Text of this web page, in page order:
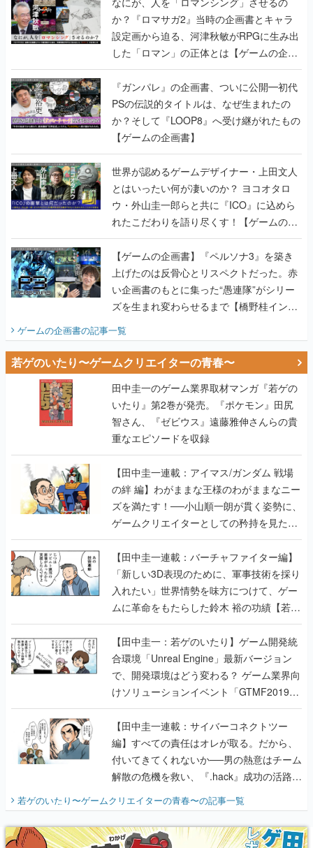
か？『ロマサガ2』当時の企画書とキャラ
設定画から迫る、河津秋敏がRPGに生み出
した「ロマン」の正体とは【ゲームの企画
書】
『ガンパレ』の企画書、ついに公開━初代
PSの伝説的タイトルは、なぜ生まれたの
か？そして『LOOP8』へ受け継がれたもの
【ゲームの企画書】
世界が認めるゲームデザイナー・上田文人
とはいったい何が凄いのか？ ヨコオタロ
ウ・外山圭一郎らと共に『ICO』に込めら
れたこだわりを語り尽くす！【ゲームの企
画書】
【ゲームの企画書】『ペルソナ3』を築き
上げたのは反骨心とリスペクトだった。赤
い企画書のもとに集った“愚連隊”がシリー
ズを生まれ変わらせるまで【橋野桂インタ
ビュー】
ゲームの企画書の記事一覧
若ゲのいたり〜ゲームクリエイターの青春〜
田中圭一のゲーム業界取材マンガ『若ゲの
いたり』第2巻が発売。『ポケモン』田尻
智さん、『ゼビウス』遠藤雅伸さんらの貴
重なエピソードを収録
【田中圭一連載：アイマス/ガンダム 戦場
の絆 編】わがままな王様のわがままなニー
ズを満たす！──小山順一朗が貫く姿勢に、
ゲームクリエイターとしての矜持を見た
【若ゲのいたり最終回】
【田中圭一連載：バーチャファイター編】
「新しい3D表現のために、軍事技術を採り
入れたい」世界情勢を味方につけて、ゲー
ムに革命をもたらした鈴木 裕の功績【若ゲ
のいたり】
【田中圭一：若ゲのいたり】ゲーム開発統
合環境「Unreal Engine」最新バージョン
で、開発環境はどう変わる？ ゲーム業界向
けソリューションイベント「GTMF2019」
に行って、より理解を深めよう【PR】
【田中圭一連載：サイバーコネクトツー
編】すべての責任はオレが取る。だから、
付いてきてくれないか──男の熱意はチーム
解散の危機を救い、『.hack』成功の活路を
開く。業界の快男児・松山 洋に流れる血は
『少年ジャンプ』色だった【若ゲのいた
り】
若ゲのいたり〜ゲームクリエイターの青春〜の記事一覧